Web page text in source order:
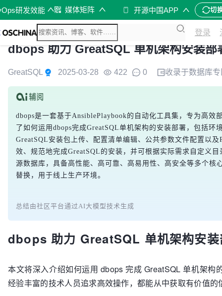
研发效能 媒体矩阵 开源中国APP 切
登录
dbops 助力 GreatSQL 单机架构安装部
GreatSQL 2025-03-28 422 0 收录于数据库
dbops是一套基于AnsiblePlaybook的自动化工具集，专为高效
了如何运用dbops完成GreatSQL单机架构的安装部署，包括
GreatSQL安装包上传、配置清单编辑、公共参数文件配置以
效、规范地完成GreatSQL的安装，并可根据实际需求自定义
源数据库，具备高性能、高可靠、高易用性、高安全等多个核
替换，用于线上生产环境。
总结由社区平台通过AI大模型技术生成
dbops 助力 GreatSQL 单机架构安装
本文将深入介绍如何运用 dbops 完成 GreatSQL 单机架
经验丰富的技术人员追求高效操作，都能从中获取有价值